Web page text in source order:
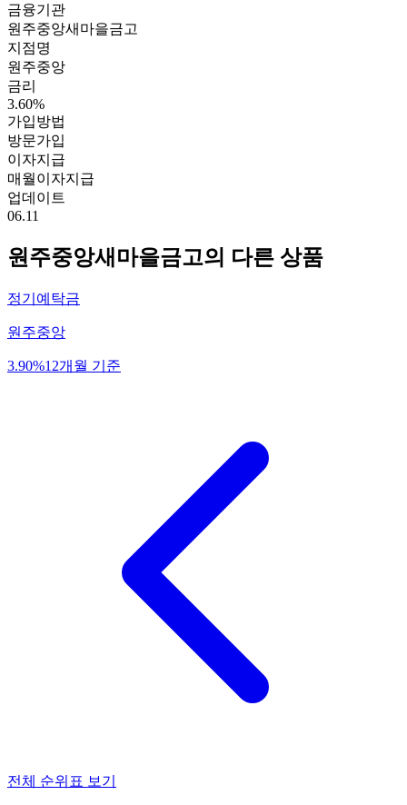
금융기관
원주중앙새마을금고
지점명
원주중앙
금리
3.60%
가입방법
방문가입
이자지급
매월이자지급
업데이트
06.11
원주중앙새마을금고의 다른 상품
정기예탁금
원주중앙
3.90%12개월 기준
전체 순위표 보기